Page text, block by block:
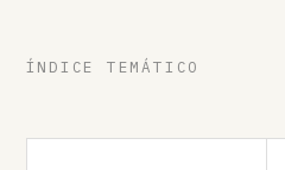
ÍNDICE TEMÁTICO